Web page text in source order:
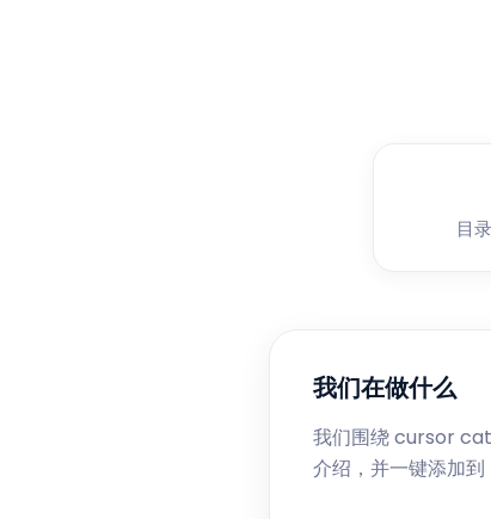
目
我们在做什么
我们围绕 cursor
介绍，并一键添加